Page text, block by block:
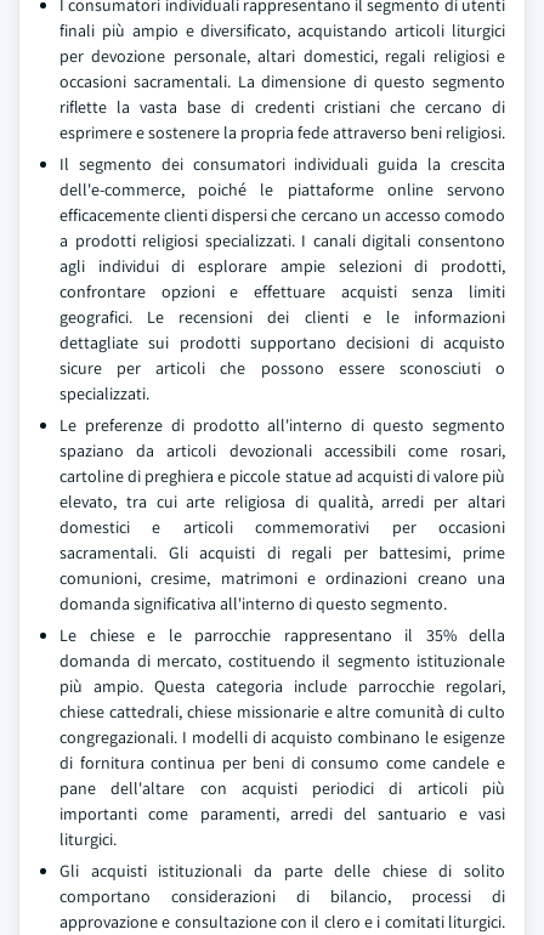
I consumatori individuali rappresentano il segmento di utenti
finali più ampio e diversificato, acquistando articoli liturgici
per devozione personale, altari domestici, regali religiosi e
occasioni sacramentali. La dimensione di questo segmento
riflette la vasta base di credenti cristiani che cercano di
esprimere e sostenere la propria fede attraverso beni religiosi.
Il segmento dei consumatori individuali guida la crescita
dell'e-commerce, poiché le piattaforme online servono
efficacemente clienti dispersi che cercano un accesso comodo
a prodotti religiosi specializzati. I canali digitali consentono
agli individui di esplorare ampie selezioni di prodotti,
confrontare opzioni e effettuare acquisti senza limiti
geografici. Le recensioni dei clienti e le informazioni
dettagliate sui prodotti supportano decisioni di acquisto
sicure per articoli che possono essere sconosciuti o
specializzati.
Le preferenze di prodotto all'interno di questo segmento
spaziano da articoli devozionali accessibili come rosari,
cartoline di preghiera e piccole statue ad acquisti di valore più
elevato, tra cui arte religiosa di qualità, arredi per altari
domestici e articoli commemorativi per occasioni
sacramentali. Gli acquisti di regali per battesimi, prime
comunioni, cresime, matrimoni e ordinazioni creano una
domanda significativa all'interno di questo segmento.
Le chiese e le parrocchie rappresentano il 35% della
domanda di mercato, costituendo il segmento istituzionale
più ampio. Questa categoria include parrocchie regolari,
chiese cattedrali, chiese missionarie e altre comunità di culto
congregazionali. I modelli di acquisto combinano le esigenze
di fornitura continua per beni di consumo come candele e
pane dell'altare con acquisti periodici di articoli più
importanti come paramenti, arredi del santuario e vasi
liturgici.
Gli acquisti istituzionali da parte delle chiese di solito
comportano considerazioni di bilancio, processi di
approvazione e consultazione con il clero e i comitati liturgici.